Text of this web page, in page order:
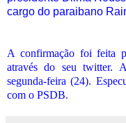
cargo do paraibano
A confirmação foi feita
através do seu twitter.
segunda-feira (24).
com o PSDB.